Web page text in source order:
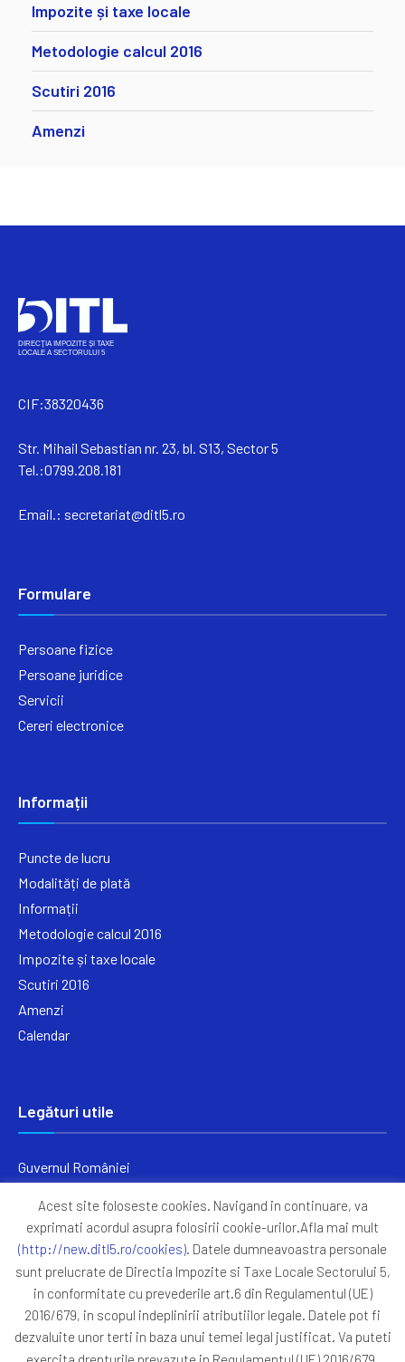
Impozite și taxe locale
Metodologie calcul 2016
Scutiri 2016
Amenzi
CIF:38320436
Str. Mihail Sebastian nr. 23, bl. S13, Sector 5
Tel.:0799.208.181
Email.: secretariat@ditl5.ro
Formulare
Persoane fizice
Persoane juridice
Servicii
Cereri electronice
Informații
Puncte de lucru
Modalități de plată
Informații
Metodologie calcul 2016
Impozite și taxe locale
Scutiri 2016
Amenzi
Calendar
Legături utile
Guvernul României
Primăria Sectorul 5
ANAF
Protocoale
GDPR
Harta Site
Acest site foloseste cookies. Navigand in continuare, va
exprimati acordul asupra folosirii cookie-urilor.Afla mai mult
(http://new.ditl5.ro/cookies). Datele dumneavoastra personale
sunt prelucrate de Directia Impozite si Taxe Locale Sectorului 5,
in conformitate cu prevederile art.6 din Regulamentul (UE)
2016/679, in scopul indeplinirii atributiilor legale. Datele pot fi
dezvaluite unor terti in baza unui temei legal justificat. Va puteti